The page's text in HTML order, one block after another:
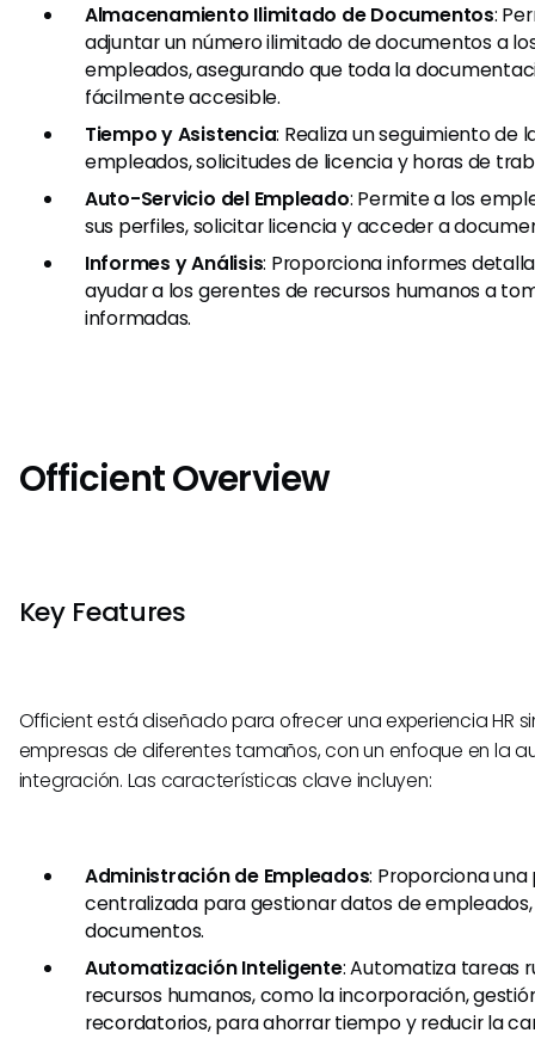
Almacenamiento Ilimitado de Documentos:
adjuntar un número ilimitado de documentos a
empleados, asegurando que toda la
fácilmente accesible.
Tiempo y Asistencia: Realiza un seguimiento de
empleados, solicitudes de licencia y horas de
Auto-Servicio del Empleado: Permite a los
sus perfiles, solicitar licencia y acceder a
Informes y Análisis: Proporciona informes
ayudar a los gerentes de recursos humanos a
informadas.
Officient Overview
Key Features
Officient está diseñado para ofrecer una experiencia HR
empresas de diferentes tamaños, con un enfoque en la
integración. Las características clave incluyen:
Administración de Empleados: Proporciona
centralizada para gestionar datos de
documentos.
Automatización Inteligente: Automatiza tareas
recursos humanos, como la incorporación,
recordatorios, para ahorrar tiempo y reducir la